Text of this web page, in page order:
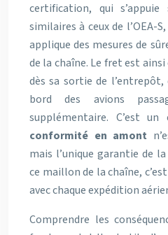
certification, qui
similaires à ceux de l’OEA-
applique des mesures de
de la chaîne. Le fret est
dès sa sortie de
bord des avions
supplémentaire. C’est
conformité en amont
mais l’unique garantie de
ce maillon de la chaîne,
avec chaque expédition
Comprendre les